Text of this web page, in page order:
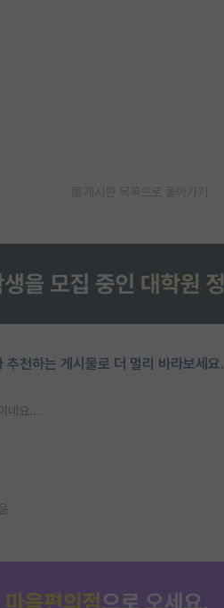
게시판 목록으로 돌아가기
천하는 게시물로 더 멀리 바라보세요.
네요...